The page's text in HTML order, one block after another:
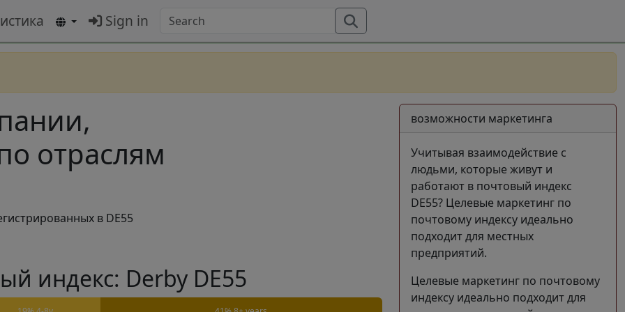
Sign in
отраслям
в DE55
индекс: Derby DE55
возможности маркетинга
Учитывая взаимодействие с
людьми, которые живут и
работают в почтовый индекс
DE55? Целевые маркетинг по
почтовому индексу идеально
подходит для местных
предприятий.
Целевые маркетинг по почтовому
индексу идеально подходит для